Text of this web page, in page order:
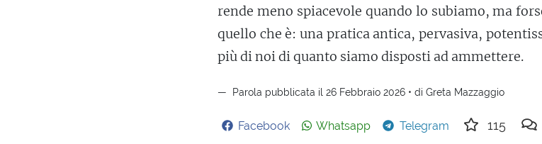
rende meno spiacevole quando lo subiamo, ma
quello che è: una pratica antica, pervasiva,
più di noi di quanto siamo disposti ad ammettere.
Parola pubblicata il 26 Febbraio 2026 • di Greta Mazzaggio
Facebook Whatsapp Telegram 115